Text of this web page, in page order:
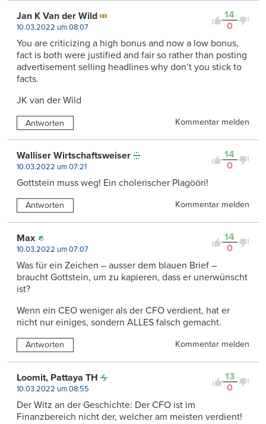
14
0
Jan K Van der Wild
10.03.2022 um 08:07
You are criticizing a high bonus and now a low bonus,
fact is both were justified and fair so rather than posting
advertisement selling headlines why don’t you stick to
facts.
JK van der Wild
Antworten Kommentar melden
14
0
Walliser Wirtschaftsweiser
10.03.2022 um 07:21
Gottstein muss weg! Ein cholerischer Plagööri!
Antworten Kommentar melden
14
0
Max
10.03.2022 um 07:07
Was für ein Zeichen – ausser dem blauen Brief –
braucht Gottstein, um zu kapieren, dass er unerwünscht
ist?
Wenn ein CEO weniger als der CFO verdient, hat er
nicht nur einiges, sondern ALLES falsch gemacht.
Antworten Kommentar melden
13
0
Loomit, Pattaya TH
10.03.2022 um 08:55
Der Witz an der Geschichte: Der CFO ist im
Finanzbereich nicht der, welcher am meisten verdient!